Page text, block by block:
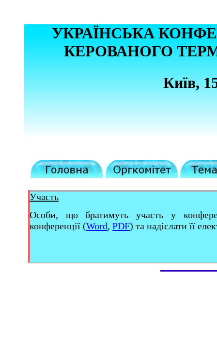
Участь
Особи, що братимуть участь у
конференції (Word, PDF) та надіслати її
УКРАЇНСЬКА
КЕРОВАНОГО
Київ,